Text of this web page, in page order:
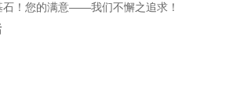
！您的满意——我们不懈之追求！